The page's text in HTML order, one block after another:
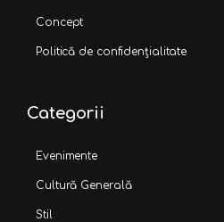
Concept
Politică de confidențialitate
Categorii
Evenimente
Cultură Generală
Stil